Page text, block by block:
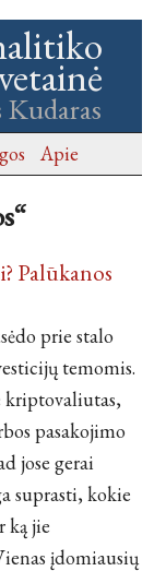
Kudaras
Apie
Palūkanos
prie stalo
temomis.
kriptovaliutas,
pasakojimo
jose gerai
suprasti, kokie
ką jie
įdomiausių